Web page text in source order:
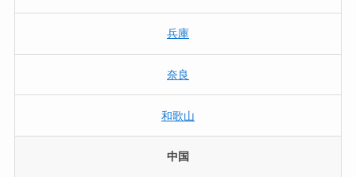
兵庫
奈良
和歌山
中国